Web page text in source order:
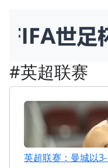
#英超联赛
英超联赛：曼城以